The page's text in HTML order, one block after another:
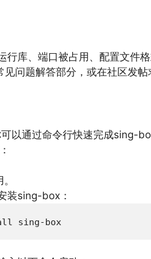
行库、端口被占用、配置文件
问题解答部分，或在社区发帖
以通过命令行快速完成sing-
装sing-box：